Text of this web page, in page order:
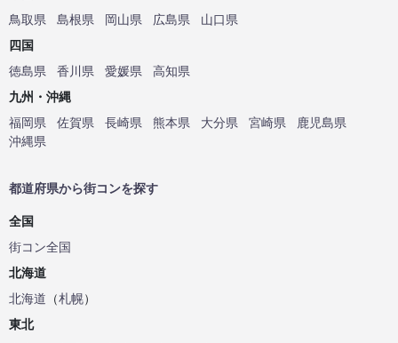
鳥取県
島根県 岡山県 広島県
山口県
四国
徳島県
香川県 愛媛県
高知県
九州・沖縄
福岡県
佐賀県 長崎県 熊本県 大分県 宮崎県
鹿児島県
沖縄県
都道府県から街コンを探す
全国
街コン全国
北海道
北海道 （札幌）
東北